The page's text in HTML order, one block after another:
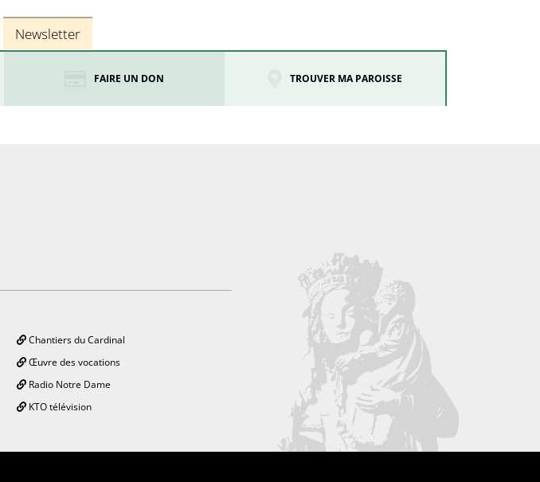
Newsletter
FAIRE UN DON TROUVER MA PAROISSE
Chantiers du Cardinal
Œuvre des vocations
Radio Notre Dame
KTO télévision